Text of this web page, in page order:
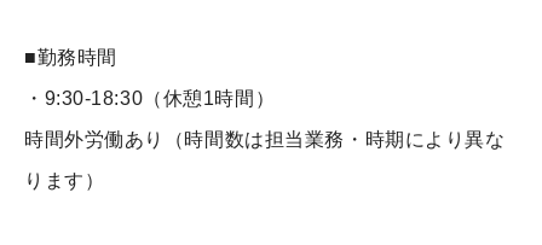
■勤務時間
・9:30-18:30（休憩1時間）
時間外労働あり（時間数は担当業務・時期により異な
ります）